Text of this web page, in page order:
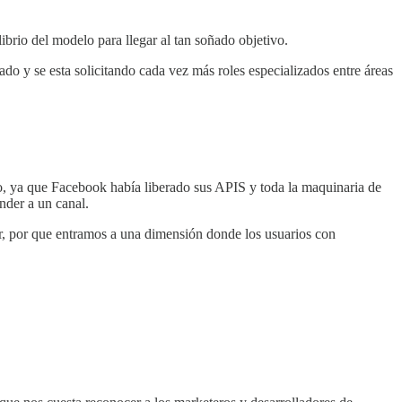
del modelo para llegar al tan soñado objetivo.
y se esta solicitando cada vez más roles especializados entre áreas
que Facebook había liberado sus APIS y toda la maquinaria de
a un canal.
que entramos a una dimensión donde los usuarios con